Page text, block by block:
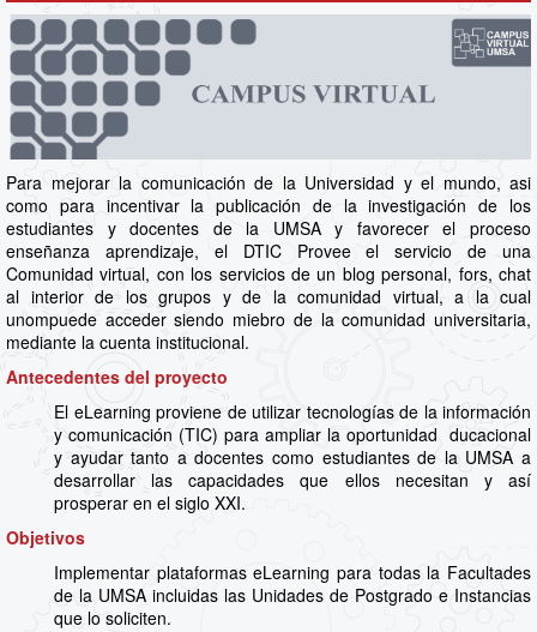
Para mejorar la comunicación de la Universidad y el mundo, asi
como para incentivar la publicación de la investigación de los
estudiantes y docentes de la UMSA y favorecer el proceso
enseñanza aprendizaje, el DTIC Provee el servicio de una
Comunidad virtual, con los servicios de un blog personal, fors, chat
al interior de los grupos y de la comunidad virtual, a la cual
unompuede acceder siendo miebro de la comunidad universitaria,
mediante la cuenta institucional.
Antecedentes del proyecto
El eLearning proviene de utilizar tecnologías de la información
y comunicación (TIC) para ampliar la oportunidad ducacional
y ayudar tanto a docentes como estudiantes de la UMSA a
desarrollar las capacidades que ellos necesitan y así
prosperar en el siglo XXI.
Objetivos
Implementar plataformas eLearning para todas la Facultades
de la UMSA incluidas las Unidades de Postgrado e Instancias
que lo soliciten.